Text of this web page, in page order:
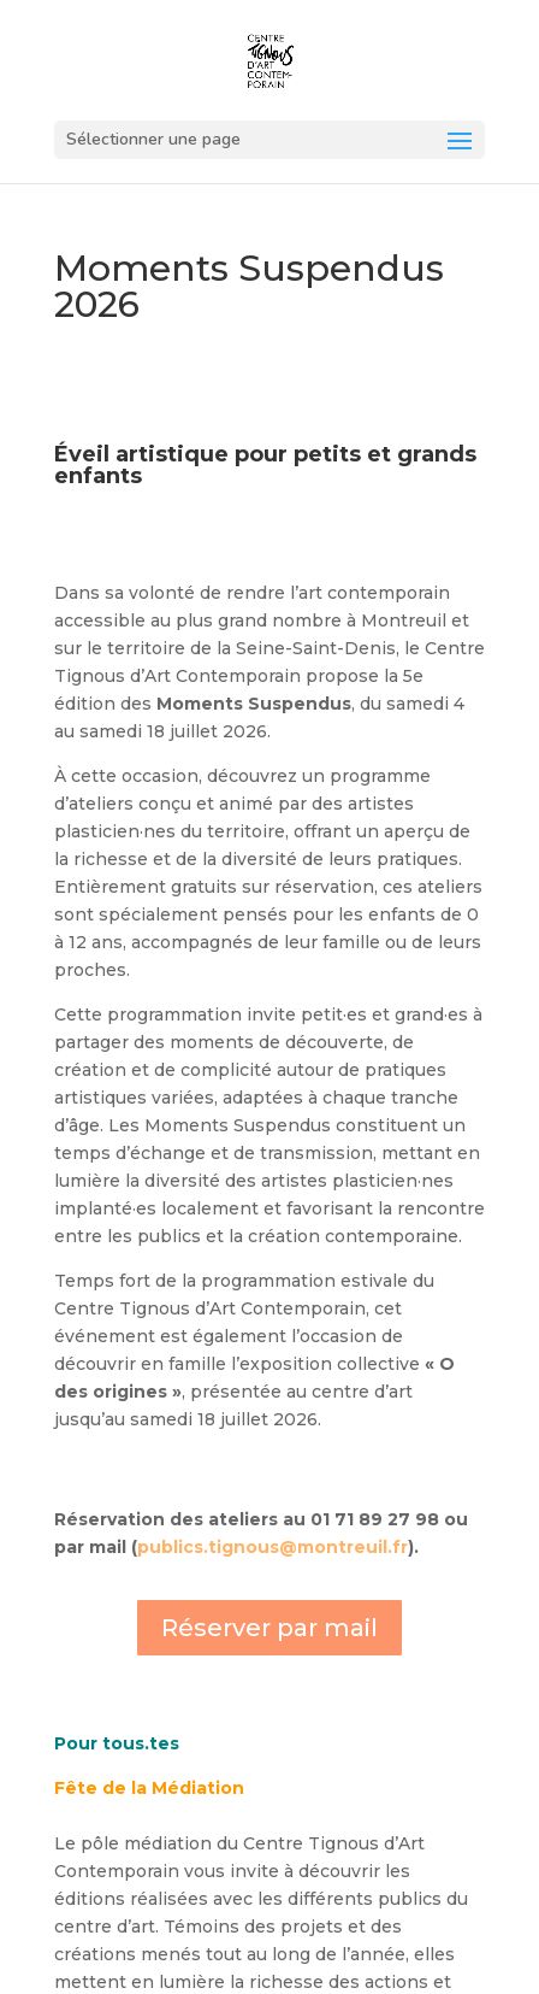
Sélectionner une page
Moments Suspendus
2026
Éveil artistique pour petits et grands
enfants
Dans sa volonté de rendre l’art contemporain
accessible au plus grand nombre à Montreuil et
sur le territoire de la Seine-Saint-Denis, le Centre
Tignous d’Art Contemporain propose la 5e
édition des Moments Suspendus, du samedi 4
au samedi 18 juillet 2026.
À cette occasion, découvrez un programme
d’ateliers conçu et animé par des artistes
plasticien·nes du territoire, offrant un aperçu de
la richesse et de la diversité de leurs pratiques.
Entièrement gratuits sur réservation, ces ateliers
sont spécialement pensés pour les enfants de 0
à 12 ans, accompagnés de leur famille ou de leurs
proches.
Cette programmation invite petit·es et grand·es à
partager des moments de découverte, de
création et de complicité autour de pratiques
artistiques variées, adaptées à chaque tranche
d’âge. Les Moments Suspendus constituent un
temps d’échange et de transmission, mettant en
lumière la diversité des artistes plasticien·nes
implanté·es localement et favorisant la rencontre
entre les publics et la création contemporaine.
Temps fort de la programmation estivale du
Centre Tignous d’Art Contemporain, cet
événement est également l’occasion de
découvrir en famille l’exposition collective « O
des origines », présentée au centre d’art
jusqu’au samedi 18 juillet 2026.
Réservation des ateliers au 01 71 89 27 98 ou
par mail (publics.tignous@montreuil.fr).
Réserver par mail
Pour tous.tes
Fête de la Médiation
Le pôle médiation du Centre Tignous d’Art
Contemporain vous invite à découvrir les
éditions réalisées avec les différents publics du
centre d’art. Témoins des projets et des
créations menés tout au long de l’année, elles
mettent en lumière la richesse des actions et